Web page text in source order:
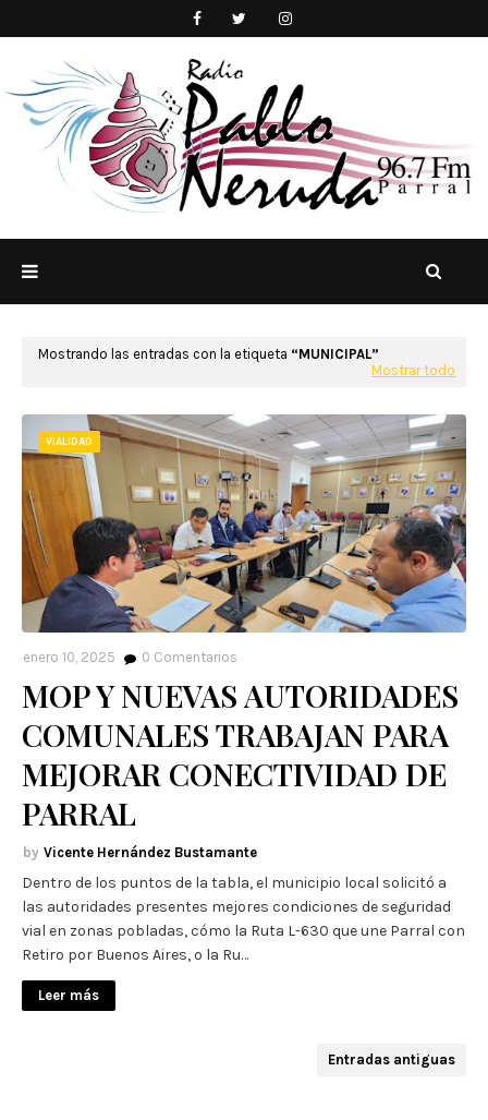
Mostrando las entradas con la etiqueta
MUNICIPAL
Mostrar todo
VIALIDAD
enero 10, 2025 0 Comentarios
MOP Y NUEVAS AUTORIDADES
COMUNALES TRABAJAN PARA
MEJORAR CONECTIVIDAD DE
PARRAL
Vicente Hernández Bustamante
Dentro de los puntos de la tabla, el municipio local solicitó a
las autoridades presentes mejores condiciones de seguridad
vial en zonas pobladas, cómo la Ruta L-630 que une Parral con
Retiro por Buenos Aires, o la Ru…
Leer más
Entradas antiguas